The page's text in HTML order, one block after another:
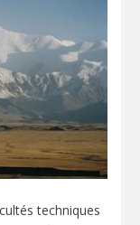
techniques